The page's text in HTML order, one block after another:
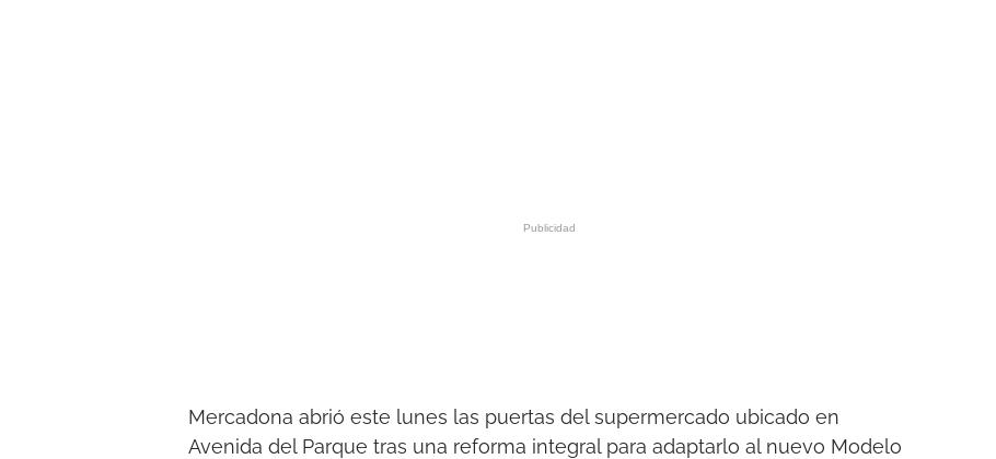
Mercadona abrió este lunes las puertas del supermercado ubicado en
Avenida del Parque tras una reforma integral para adaptarlo al nuevo Modelo